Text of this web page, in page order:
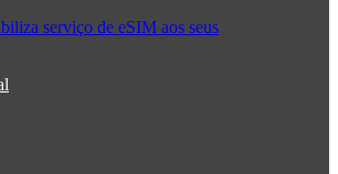
serviço de eSIM aos seus